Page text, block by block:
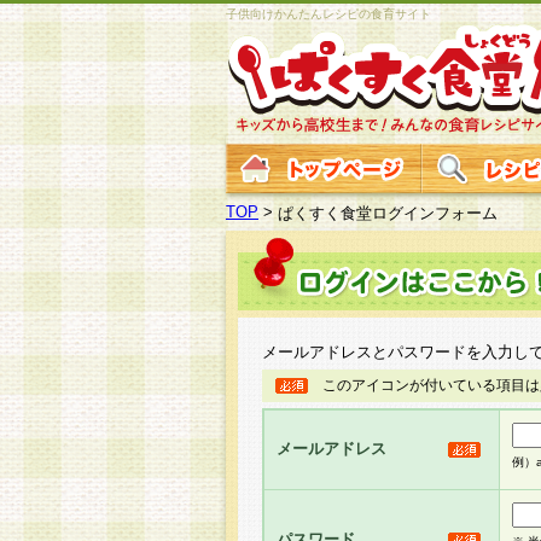
子供向けかんたんレシピの食育サイト
TOP >ぱくすく食堂ログインフォーム
メールアドレスとパスワードを入力し
このアイコンが付いている項目
メールアドレス
例）